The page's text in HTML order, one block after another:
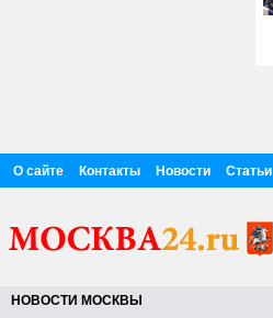
О сайте Контакты Новости Статьи
НОВОСТИ МОСКВЫ